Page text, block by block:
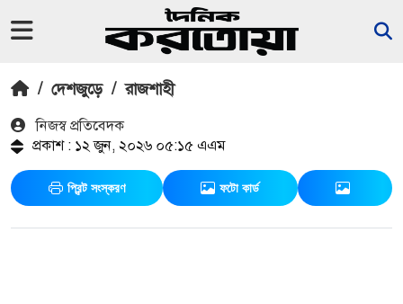
/ দেশজুড়ে / রাজশাহী
নিজস্ব প্রতিবেদক
প্রকাশ : ১২ জুন, ২০২৬ ০৫:১৫ এএম
প্রিন্ট সংস্করণ ফটো কার্ড